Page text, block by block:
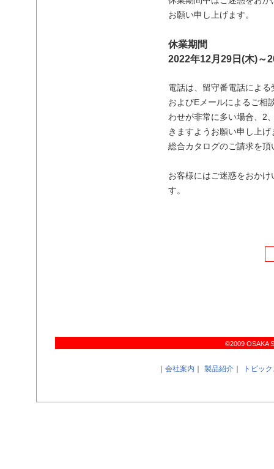
お願い申し上げます。
休業期間
2022年12月29日(木)～
電話は、留守番電話によ
およびEメールによるご相
わせが非常に多い場合、2
きますようお願い申し上げ
総合カタログのご請求を
お客様にはご迷惑をおか
す。
©2009 OSAKA
｜ 会社案内 ｜ 製品紹介 ｜ トピッ